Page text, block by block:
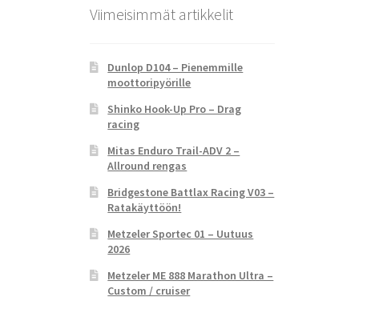
Viimeisimmät artikkelit
Dunlop D104 – Pienemmille
moottoripyörille
Shinko Hook-Up Pro – Drag
racing
Mitas Enduro Trail-ADV 2 –
Allround rengas
Bridgestone Battlax Racing V03 –
Ratakäyttöön!
Metzeler Sportec 01 – Uutuus
2026
Metzeler ME 888 Marathon Ultra –
Custom / cruiser